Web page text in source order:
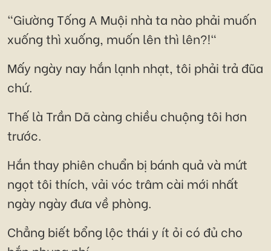
"Giường Tống A Muội nhà ta nào phải muốn
xuống thì xuống, muốn lên thì lên?!"
Mấy ngày nay hắn lạnh nhạt, tôi phải trả đũa
chứ.
Thế là Trần Dã càng chiều chuộng tôi hơn
trước.
Hắn thay phiên chuẩn bị bánh quả và mứt
ngọt tôi thích, vải vóc trâm cài mới nhất
ngày ngày đưa về phòng.
Chẳng biết bổng lộc thái y ít ỏi có đủ cho